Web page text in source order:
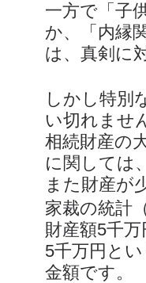
一方で「子
か、「内縁
は、真剣に
しかし特別
い切れませ
相続財産の
に関しては
また財産が
家裁の統計
財産額5千万
5千万円と
金額です。